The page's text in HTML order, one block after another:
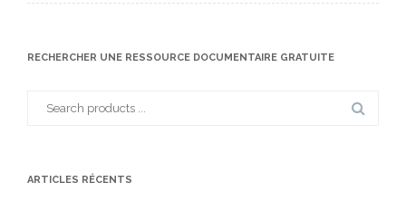
RECHERCHER UNE RESSOURCE DOCUMENTAIRE GRATUITE
ARTICLES RÉCENTS